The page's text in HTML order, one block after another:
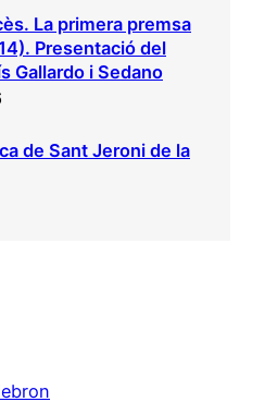
La primera premsa
Presentació del
Gallardo i Sedano
de Sant Jeroni de la